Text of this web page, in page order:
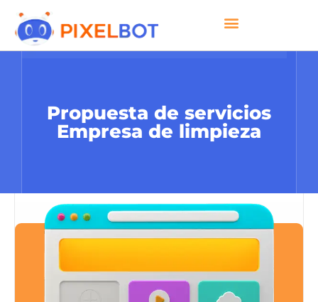
Propuesta de servicios
Empresa de limpieza